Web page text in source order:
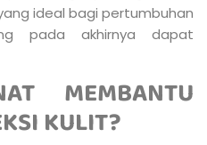
ideal bagi pertumbuhan
pada akhirnya dapat
MEMBANTU
KULIT?